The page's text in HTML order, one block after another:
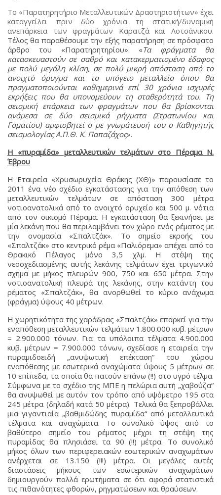
Το «Παρατηρητήριο Μεταλλευτικών Δραστηριοτήτων» έχει
καταγγείλει πριν δύο χρόνια τη στατική/δυναμική
ανεπάρκεια των φραγμάτων Καρατζά και Λοτσάνικου.
Τέλος θα παραθέσουμε την εξής παρατήρηση σε πρόσφατο
άρθρο του «Παρατηρητηρίου»: «Τα φράγματα θα
κατασκευαστούν σε σαθρό και κατακερματισμένο έδαφος
με πολύ μεγάλη κλίση, σε πολύ μικρή απόσταση από το
ανοιχτό όρυγμα και το υπόγειο μεταλλείο όπου θα
πραγματοποιούνται καθημερινά επί 30 χρόνια ισχυρές
εκρήξεις που θα υπονομεύουν τη σταθερότητά του. Τη
σεισμική επάρκεια των φραγμάτων που θα βρίσκονται
ανάμεσα σε δύο σεισμικά ρήγματα (Στρατωνίου και
Γοματίου) αμφισβητεί ο με γνωμάτευσή του ο Καθηγητής
σεισμολογίας Α.Π.Θ. Κ. Παπαζάχος».
Η «πυραμίδα» μεταλλευτικών τελμάτων στο Πέραμα Ν.
Έβρου
Η Εταιρεία «Χρυσωρυχεία Θράκης (ΧΘ)» παρουσίασε το
2011 ένα νέο σχέδιο εγκατάστασης για την απόθεση των
μεταλλευτικών τελμάτων σε απόσταση 300 μέτρα
νοτιοανατολικά από το ανοιχτό ορυχείο και 500 μ. νότια
από τον οικισμό Πέραμα. Η εγκατάσταση θα ξεκινήσει με
μία λεκάνη που θα περιλαμβάνει τον χώρο ενός ρέματος με
την ονομασία «Σπαλτζάκ». Το σημείο εκροής του
«Σπαλτζάκ» στο κεντρικό ρέμα «Παλιόρεμα» απέχει από το
Θρακικό Πέλαγος μόνο 3,5 χλμ. Η στέψη της
νεοσχεδιασμένης αυτής λεκάνης τελμάτων έχει τριγωνικό
σχήμα με μήκος πλευρών 900, 750 και 650 μέτρα. Στην
νοτιοανατολική πλευρά της λεκάνης, στην κατάντη του
ρέματος «Σπαλτζάκ», θα ανορθωθεί το κύριο ανάχωμα
(φράγμα) ύψους 40 μέτρων.
Η χωρητικότητα της χαράδρας «Σπαλτζάκ» επαρκεί για την
εναπόθεση μεταλλευτικών τελμάτων 1.800.000 κυβ. μέτρων
= 2.900.000 τόνων. Για τα υπόλοιπα τέλματα 4.900.000
κυβ. μέτρων = 7.900.000 τόνων, σχεδίασε η εταιρεία την
πυραμιδοειδή „ανυψωτική επέκταση“ του χώρου
εναπόθεσης με εσωτερικά αναχώματα ύψους 5 μέτρων σε
10 επίπεδα, τα οποία θα πατούν επάνω (!!) στο υγρό τέλμα.
Σύμφωνα με το σχέδιο της ΜΠΕ η πελώρια αυτή „χαβούζα“
θα ανυψωθεί με αυτόν τον τρόπο από υψόμετρο 195 στα
245 μέτρα (δηλαδή κατά 50 μέτρα). Τελικά θα ξεπροβάλλει
μια γιγαντιαία „βαθμιδώδης πυραμίδα“ από μεταλλευτικά
τέλματα και αναχώματα. Το συνολικό ύψος από το
βαθύτερο σημείο του ρέματος μέχρι τη στέψη της
πυραμίδας θα πλησιάσει τα 90 (!!) μέτρα. Το συνολικό
μήκος όλων των περιφερειακών εσωτερικών αναχωμάτων
ανέρχεται σε 13.150 (!!!) μέτρα. Οι μεγάλες αυτές
διαστάσεις μήκους των εσωτερικών αναχωμάτων
δημιουργούν πολλά ερωτήματα σε ότι αφορά στατιστικά
τις πιθανότητες φθορών, ρηγματώσεων και θραύσεων.